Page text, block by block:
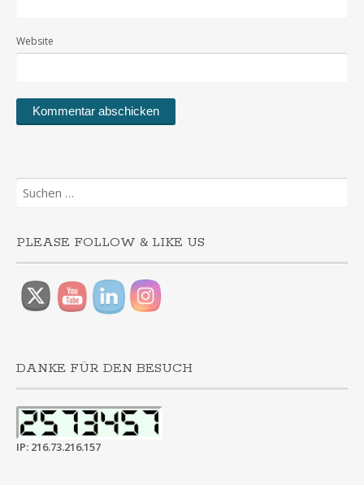
Website
Suchen
nach:
PLEASE FOLLOW & LIKE US
DANKE FÜR DEN BESUCH
IP: 216.73.216.157